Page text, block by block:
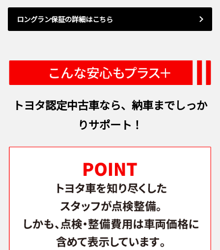
ロングラン保証の詳細はこちら
トヨタ認定中古車なら、納車までしっか
りサポート！